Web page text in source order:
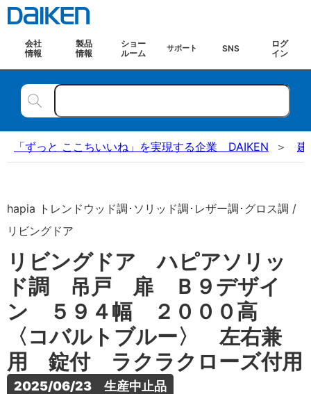
会社
情報
製品
情報
ショー
ルーム
サポート SNS
ログ
イン
「ずっと ここちいいね」を実現する企業 DAIKEN 建
hapia トレンドウッド調･ソリッド調･レザー調･グロス調 /
リビングドア
リビングドア ハピアソリッ
ド調 吊戸 扉 Ｂ９デザイ
ン ５９４幅 ２０００高
〈コバルトブルー〉 左右兼
用 錠付 ラクラクローズ付用
2025/06/23　生産中止品